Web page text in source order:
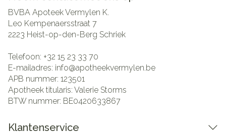
BVBA Apoteek Vermylen K.
Leo Kempenaersstraat 7
2223 Heist-op-den-Berg Schriek
Telefoon: +32 15 23 33 70
E-mailadres: info@apotheekvermylen.be
APB nummer: 123501
Apotheek titularis: Valerie Storms
BTW nummer: BE0420633867
Klantenservice